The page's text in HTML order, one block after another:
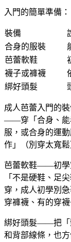
入門的簡單準備：
裝備
合身的服裝
芭蕾軟鞋
襪子或褲襪
綁好頭髮
成人芭蕾入門的
——穿「合身、能
服，或合身的運
作」（別穿太寬鬆
芭蕾軟鞋——初學
「不是硬鞋、足
穿，成人初學別
穿褲襪、有的穿
綁好頭髮——把「
和背部線條，也